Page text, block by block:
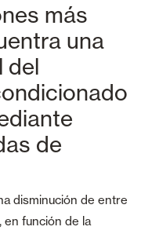
más
una
del
de
disminución de entre
en función de la